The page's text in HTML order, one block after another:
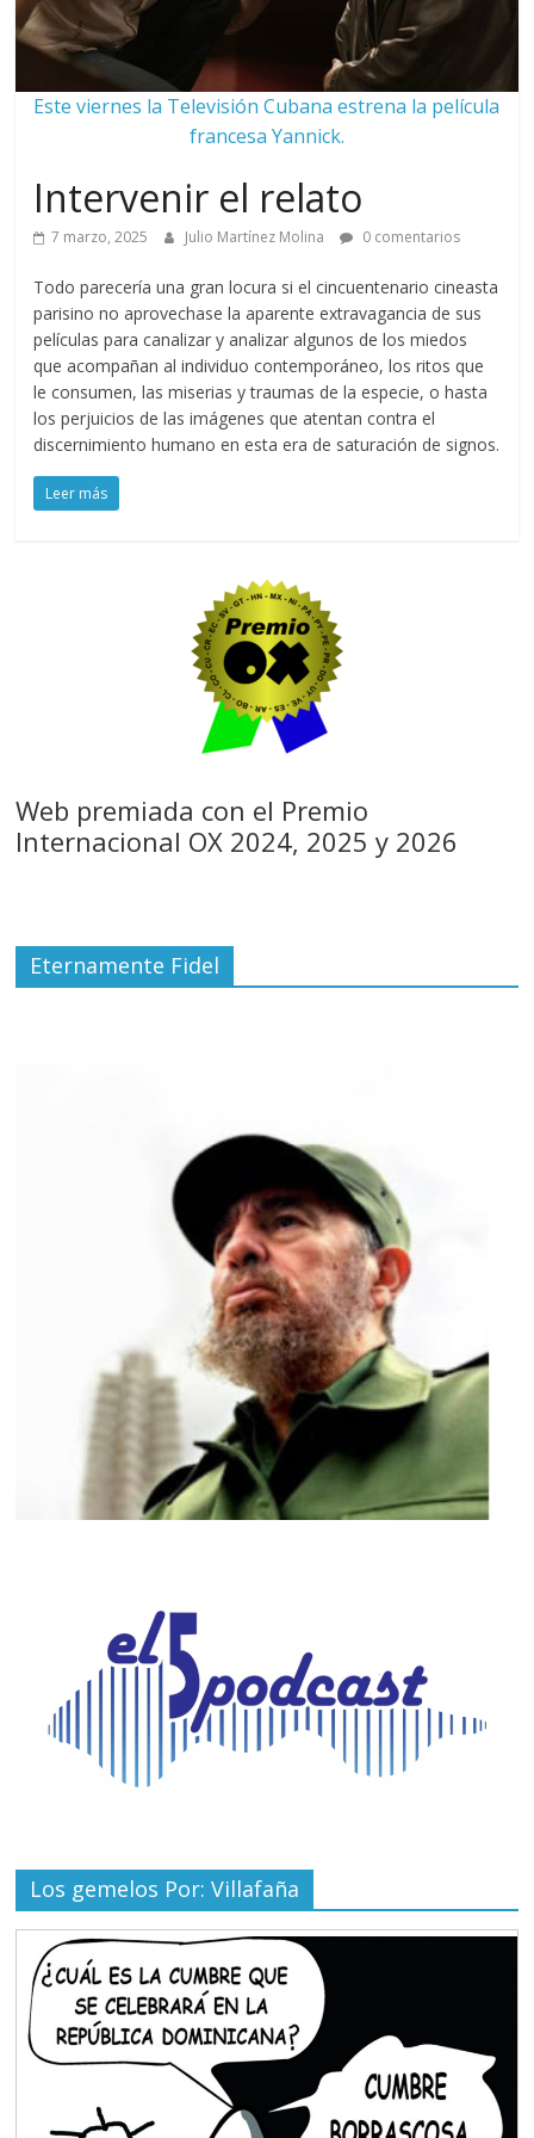
Este viernes la Televisión Cubana estrena la película
francesa Yannick.
Intervenir el relato
7 marzo, 2025 Julio Martínez Molina 0 comentarios
Todo parecería una gran locura si el cincuentenario cineasta
parisino no aprovechase la aparente extravagancia de sus
películas para canalizar y analizar algunos de los miedos
que acompañan al individuo contemporáneo, los ritos que
le consumen, las miserias y traumas de la especie, o hasta
los perjuicios de las imágenes que atentan contra el
discernimiento humano en esta era de saturación de signos.
Leer más
Web premiada con el Premio
Internacional OX 2024, 2025 y 2026
Eternamente Fidel
Los gemelos Por: Villafaña